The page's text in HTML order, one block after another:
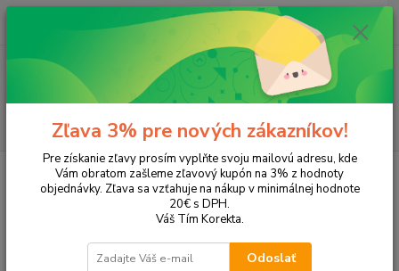
Hľadať
ks
za 0,00 EUR
Tonery a náplne do tlačiarní Hewlett Packard
HP DeskJet
DeskJet 3425
DeskJet 3425
V tejto kategórii nebol nájdený žiadny tovar.
Zľava 3% pre nových zákazníkov!
Pre získanie zľavy prosím vyplňte svoju mailovú adresu, kde
Vám obratom zašleme zľavový kupón na 3% z hodnoty
objednávky. Zľava sa vzťahuje na nákup v minimálnej hodnote
20€ s DPH.
Váš Tím Korekta.
Odoslať